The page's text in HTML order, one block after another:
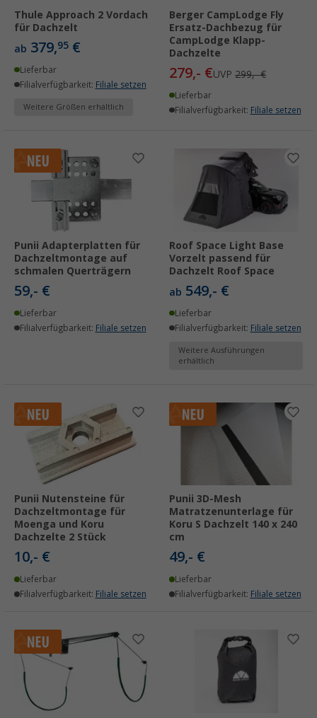
Thule Approach 2 Vordach
für Dachzelt
ab 379,95 €
Lieferbar
Filialverfügbarkeit: Filiale setzen
Weitere Größen erhältlich
Berger CampLodge Fly
Ersatz-Dachbezug für
CampLodge Klapp-
Dachzelte
279,- €UVP 299,- €
Lieferbar
Filialverfügbarkeit: Filiale setzen
Punii Adapterplatten für
Dachzeltmontage auf
schmalen Querträgern
59,- €
Lieferbar
Filialverfügbarkeit: Filiale setzen
Roof Space Light Base
Vorzelt passend für
Dachzelt Roof Space
ab 549,- €
Lieferbar
Filialverfügbarkeit: Filiale setzen
Weitere Ausführungen
erhältlich
Punii Nutensteine für
Dachzeltmontage für
Moenga und Koru
Dachzelte 2 Stück
10,- €
Lieferbar
Filialverfügbarkeit: Filiale setzen
Punii 3D-Mesh
Matratzenunterlage für
Koru S Dachzelt 140 x 240
cm
49,- €
Lieferbar
Filialverfügbarkeit: Filiale setzen